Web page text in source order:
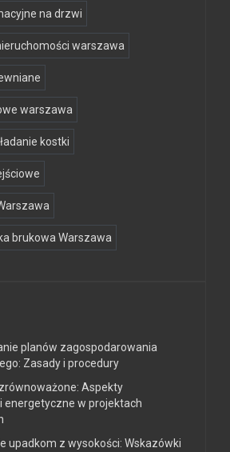
na drzwi
warszawa
warszawa
kostki
brukowa Warszawa
planów zagospodarowania
Zasady i procedury
Aspekty
energetyczne w projektach
upadkom z wysokości: Wskazówki